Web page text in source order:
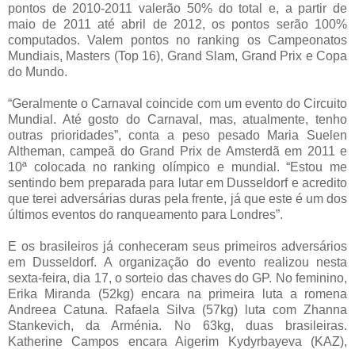
pontos de 2010-2011 valerão 50% do total e, a partir de
maio de 2011 até abril de 2012, os pontos serão 100%
computados. Valem pontos no ranking os Campeonatos
Mundiais, Masters (Top 16), Grand Slam, Grand Prix e Copa
do Mundo.
“Geralmente o Carnaval coincide com um evento do Circuito
Mundial. Até gosto do Carnaval, mas, atualmente, tenho
outras prioridades”, conta a peso pesado Maria Suelen
Altheman, campeã do Grand Prix de Amsterdã em 2011 e
10ª colocada no ranking olímpico e mundial. “Estou me
sentindo bem preparada para lutar em Dusseldorf e acredito
que terei adversárias duras pela frente, já que este é um dos
últimos eventos do ranqueamento para Londres”.
E os brasileiros já conheceram seus primeiros adversários
em Dusseldorf. A organização do evento realizou nesta
sexta-feira, dia 17, o sorteio das chaves do GP. No feminino,
Erika Miranda (52kg) encara na primeira luta a romena
Andreea Catuna. Rafaela Silva (57kg) luta com Zhanna
Stankevich, da Arménia. No 63kg, duas brasileiras.
Katherine Campos encara Aigerim Kydyrbayeva (KAZ),